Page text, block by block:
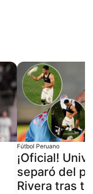
Fútbol Peruano
¡Oficial!
separó del
Rivera tras